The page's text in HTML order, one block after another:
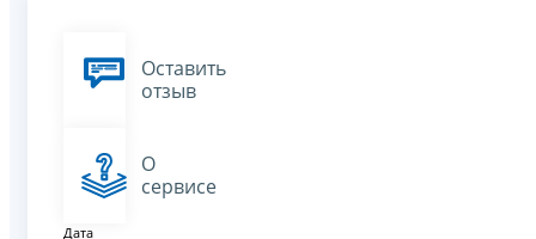
Оставить
отзыв
О
сервисе
Дата